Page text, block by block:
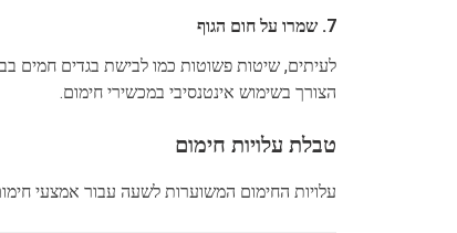
7. שמרו על חום הגוף
לעיתים, שיטות פשוטות כמו לבישת בגדים חמים
הצורך בשימוש אינטנסיבי במכשירי חימום.
טבלת עלויות חימום
עלויות החימום המשוערות לשעה עבור אמצעי